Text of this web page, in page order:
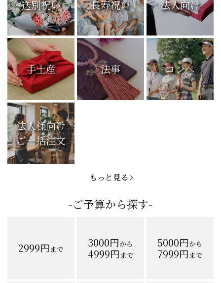
送別祝い 長寿祝い 法人向け
手土産 法事 コンペ
法人様向け
ご一括注文
もっと見る
-ご予算から探す-
2999円まで 3000円から
4999円まで
5000円から
7999円まで